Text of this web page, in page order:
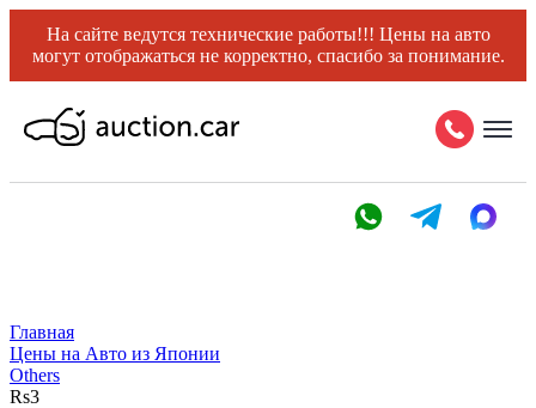
На сайте ведутся технические работы!!! Цены на авто
могут отображаться не корректно, спасибо за понимание.
Главная
Цены на Авто из Японии
Others
Rs3